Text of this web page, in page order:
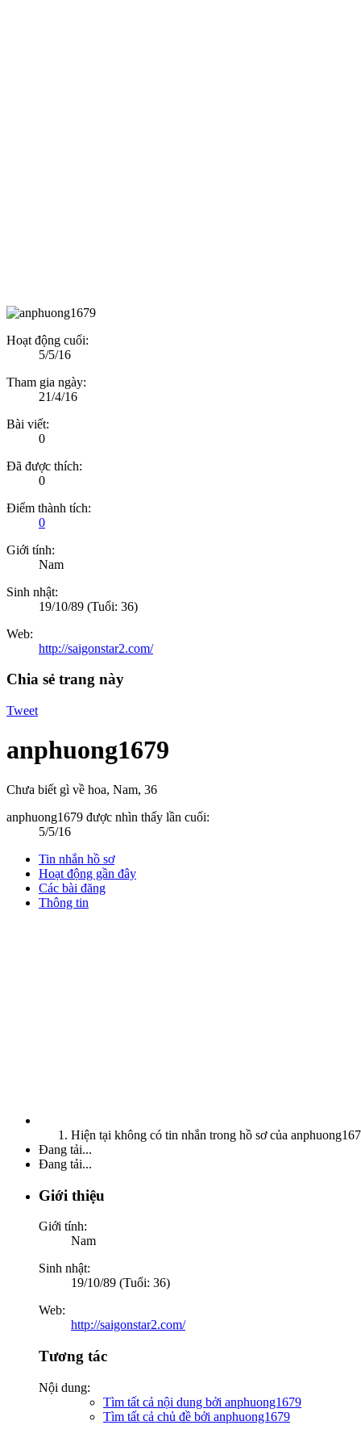
Hoạt động cuối:
5/5/16
Tham gia ngày:
21/4/16
Bài viết:
0
Đã được thích:
0
Điểm thành tích:
0
Giới tính:
Nam
Sinh nhật:
19/10/89 (Tuổi: 36)
Web:
http://saigonstar2.com/
Chia sẻ trang này
Tweet
anphuong1679
Chưa biết gì về hoa, Nam, 36
anphuong1679 được nhìn thấy lần cuối:
5/5/16
Tin nhắn hồ sơ
Hoạt động gần đây
Các bài đăng
Thông tin
Hiện tại không có tin nhắn trong hồ sơ của
Đang tải...
Đang tải...
Giới thiệu
Giới tính:
Nam
Sinh nhật:
19/10/89 (Tuổi: 36)
Web:
http://saigonstar2.com/
Tương tác
Nội dung:
Tìm tất cả nội dung bởi anphuong1679
Tìm tất cả chủ đề bởi anphuong1679